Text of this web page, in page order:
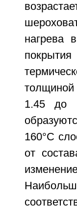
нагрева
1.45 до
160°C
от